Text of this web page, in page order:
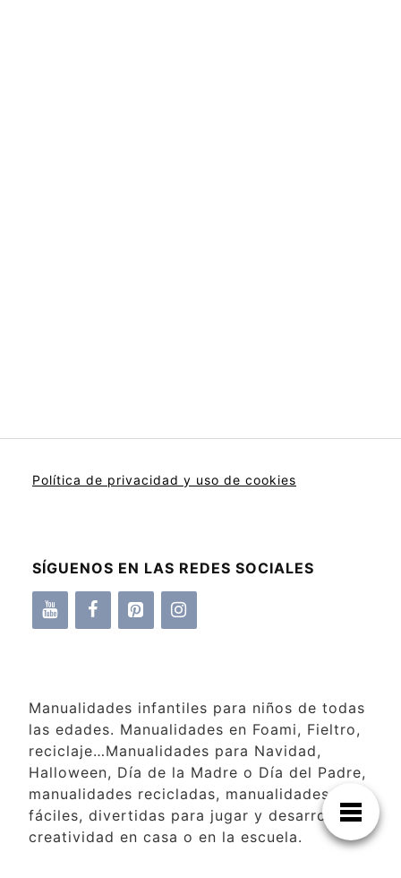
Política de privacidad y uso de cookies
SÍGUENOS EN LAS REDES SOCIALES
Manualidades infantiles para niños de todas
las edades. Manualidades en Foami, Fieltro,
reciclaje…Manualidades para Navidad,
Halloween, Día de la Madre o Día del Padre,
manualidades recicladas, manualidades
fáciles, divertidas para jugar y desarrollar la
creatividad en casa o en la escuela.